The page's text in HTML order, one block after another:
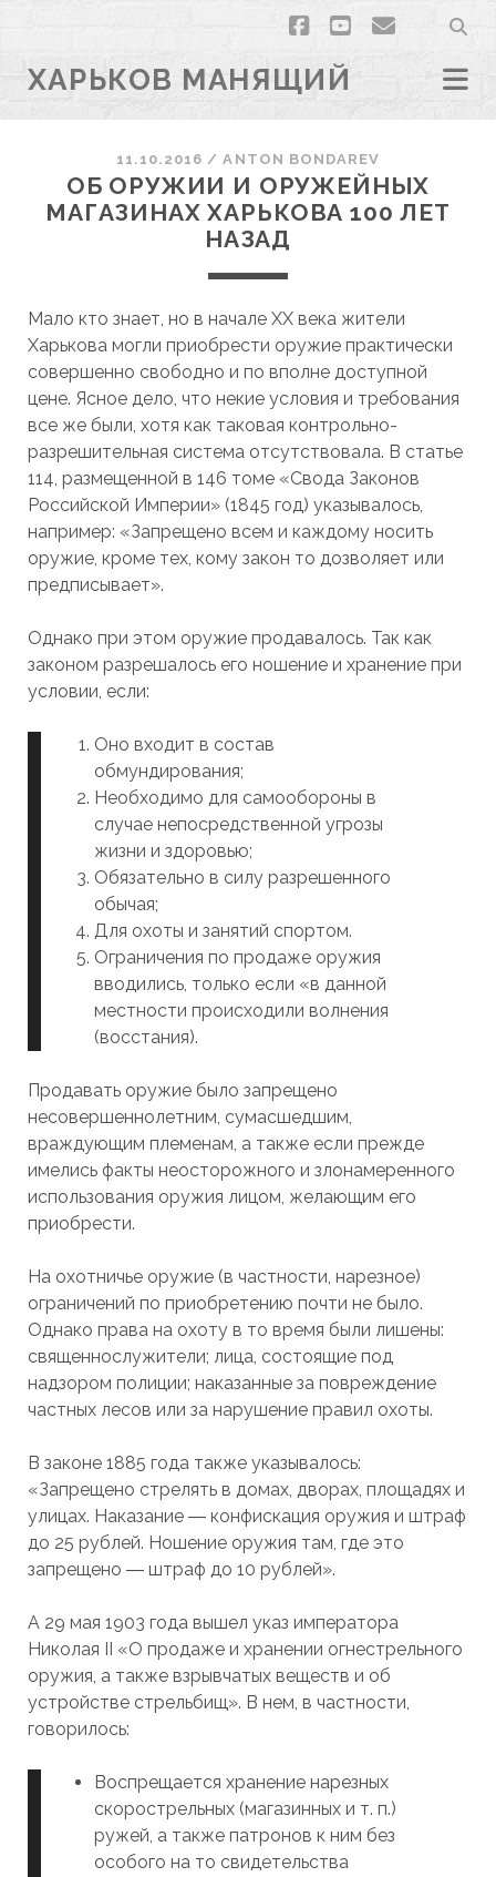
facebook
youtubeemail
ХАРЬКОВ МАНЯЩИЙ
11.10.2016 /ANTON BONDAREV
ОБ ОРУЖИИ И ОРУЖЕЙНЫХ
МАГАЗИНАХ ХАРЬКОВА 100 ЛЕТ
НАЗАД
Мало кто знает, но в начале ХХ века жители
Харькова могли приобрести оружие практически
совершенно свободно и по вполне доступной
цене. Ясное дело, что некие условия и требования
все же были, хотя как таковая контрольно-
разрешительная система отсутствовала. В статье
114, размещенной в 146 томе «Свода Законов
Российской Империи» (1845 год) указывалось,
например: «Запрещено всем и каждому носить
оружие, кроме тех, кому закон то дозволяет или
предписывает».
Однако при этом оружие продавалось. Так как
законом разрешалось его ношение и хранение при
условии, если:
Оно входит в состав
обмундирования;
Необходимо для самообороны в
случае непосредственной угрозы
жизни и здоровью;
Обязательно в силу разрешенного
обычая;
Для охоты и занятий спортом.
Ограничения по продаже оружия
вводились, только если «в данной
местности происходили волнения
(восстания).
Продавать оружие было запрещено
несовершеннолетним, сумасшедшим,
враждующим племенам, а также если прежде
имелись факты неосторожного и злонамеренного
использования оружия лицом, желающим его
приобрести.
На охотничье оружие (в частности, нарезное)
ограничений по приобретению почти не было.
Однако права на охоту в то время были лишены:
священнослужители; лица, состоящие под
надзором полиции; наказанные за повреждение
частных лесов или за нарушение правил охоты.
В законе 1885 года также указывалось:
«Запрещено стрелять в домах, дворах, площадях и
улицах. Наказание ― конфискация оружия и штраф
до 25 рублей. Ношение оружия там, где это
запрещено ― штраф до 10 рублей».
А 29 мая 1903 года вышел указ императора
Николая II «О продаже и хранении огнестрельного
оружия, а также взрывчатых веществ и об
устройстве стрельбищ». В нем, в частности,
говорилось:
Воспрещается хранение нарезных
скорострельных (магазинных и т. п.)
ружей, а также патронов к ним без
особого на то свидетельства